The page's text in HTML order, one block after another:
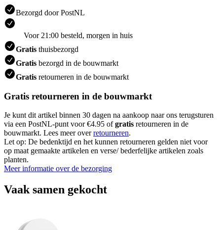
Bezorgd door PostNL
Voor 21:00 besteld, morgen in huis
Gratis thuisbezorgd
Gratis bezorgd in de bouwmarkt
Gratis retourneren in de bouwmarkt
Gratis retourneren in de bouwmarkt
Je kunt dit artikel binnen 30 dagen na aankoop naar ons terugsturen
via een PostNL-punt voor €4.95 ofgratis retourneren in de
bouwmarkt. Lees meer overretourneren.
Let op: De bedenktijd en het kunnen retourneren gelden niet voor
op maat gemaakte artikelen en verse/ bederfelijke artikelen zoals
planten.
Meer informatie over de bezorging
Vaak samen gekocht